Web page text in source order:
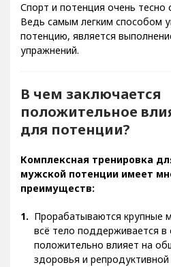
Спорт и потенция очень тесно
Ведь самым легким способом
потенцию, является
упражнений.
В чем заключается
положительное
для потенции?
Комплексная тренировка
мужской потенции имеет
преимуществ:
Прорабатываются крупные
всё тело поддерживается
положительно влияет на
здоровья и репродуктивной